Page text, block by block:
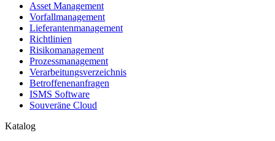
Asset Management
Vorfallmanagement
Lieferantenmanagement
Richtlinien
Risikomanagement
Prozessmanagement
Verarbeitungsverzeichnis
Betroffenenanfragen
ISMS Software
Souveräne Cloud
Katalog